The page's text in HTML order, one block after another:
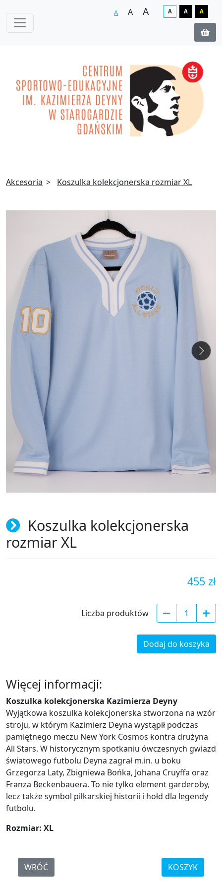
A A A A A A
Akcesoria Koszulka kolekcjonerska rozmiar XL
Koszulka kolekcjonerska
rozmiar XL
455 zł
Liczba produktów
Dodaj do koszyka
Więcej informacji:
Koszulka kolekcjonerska Kazimierza Deyny
Wyjątkowa koszulka kolekcjonerska stworzona na wzór
stroju, w którym Kazimierz Deyna wystąpił podczas
pamiętnego meczu New York Cosmos kontra drużyna
All Stars. W historycznym spotkaniu ówczesnych gwiazd
światowego futbolu Deyna zagrał m.in. u boku
Grzegorza Laty, Zbigniewa Bońka, Johana Cruyffa oraz
Franza Beckenbauera. To nie tylko element garderoby,
lecz także symbol piłkarskiej historii i hołd dla legendy
futbolu.
Rozmiar: XL
WRÓĆ KOSZYK